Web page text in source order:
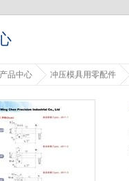
产品中心 冲压模具用零配件